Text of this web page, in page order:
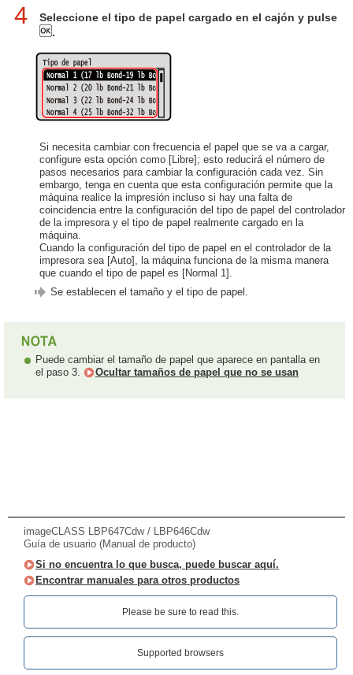
4
Seleccione el tipo de papel cargado en el cajón y pulse
.
Si necesita cambiar con frecuencia el papel que se va a cargar,
configure esta opción como [Libre]; esto reducirá el número de
pasos necesarios para cambiar la configuración cada vez. Sin
embargo, tenga en cuenta que esta configuración permite que la
máquina realice la impresión incluso si hay una falta de
coincidencia entre la configuración del tipo de papel del controlador
de la impresora y el tipo de papel realmente cargado en la
máquina.
Cuando la configuración del tipo de papel en el controlador de la
impresora sea [Auto], la máquina funciona de la misma manera
que cuando el tipo de papel es [Normal 1].
Se establecen el tamaño y el tipo de papel.
Puede cambiar el tamaño de papel que aparece en pantalla en
el paso 3.
Ocultar tamaños de papel que no se usan
imageCLASS LBP647Cdw / LBP646Cdw
Guía de usuario (Manual de producto)
Si no encuentra lo que busca, puede buscar aquí.
Encontrar manuales para otros productos
Please be sure to read this.‎
Supported browsers